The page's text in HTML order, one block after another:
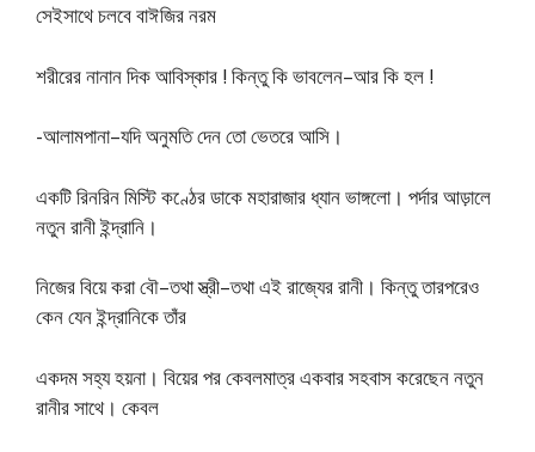
সেইসাথে চলবে বাঈজির নরম
শরীরের নানান দিক আবিস্কার ! কিন্তু কি ভাবলেন–আর কি হল !
-আলামপানা–যদি অনুমতি দেন তাে ভেতরে আসি।
একটি রিনরিন মিস্টি কণ্ঠের ডাকে মহারাজার ধ্যান ভাঙ্গলাে। পর্দার আড়ালে
নতুন রানী ইন্দ্রানি।
নিজের বিয়ে করা বৌ–তথা স্ত্রী–তথা এই রাজ্যের রানী। কিন্তু তারপরেও
কেন যেন ইন্দ্রানিকে তাঁর
একদম সহ্য হয়না। বিয়ের পর কেবলমাত্র একবার সহবাস করেছেন নতুন
রানীর সাথে। কেবল